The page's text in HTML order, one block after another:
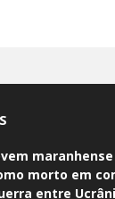
morto em
entre